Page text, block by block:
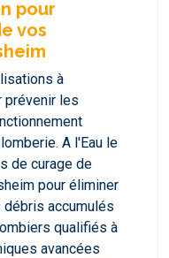
pour
vos
à
prévenir les
A l'Eau le
de curage de
pour éliminer
accumulés
qualifiés à
avancées